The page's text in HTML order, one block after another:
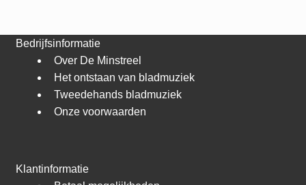
Bedrijfsinformatie
Over De Minstreel
Het ontstaan van bladmuziek
Tweedehands bladmuziek
Onze voorwaarden
Klantinformatie